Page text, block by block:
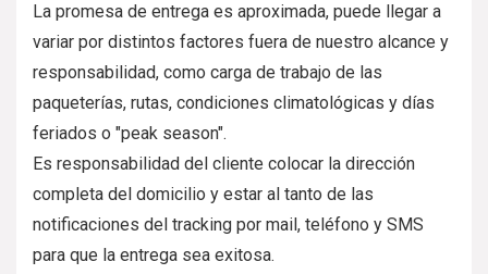
La promesa de entrega es aproximada, puede llegar a
variar por distintos factores fuera de nuestro alcance y
responsabilidad, como carga de trabajo de las
paqueterías, rutas, condiciones climatológicas y días
feriados o "peak season".
Es responsabilidad del cliente colocar la dirección
completa del domicilio y estar al tanto de las
notificaciones del tracking por mail, teléfono y SMS
para que la entrega sea exitosa.